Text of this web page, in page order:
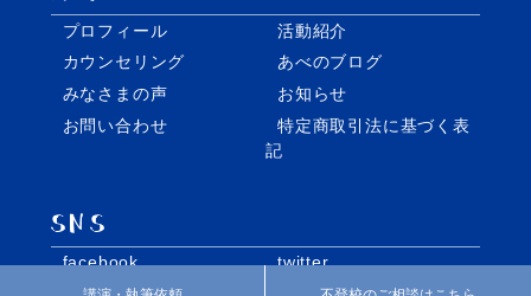
プロフィール
活動紹介
カウンセリング
あべのブログ
みなさまの声
お知らせ
お問い合わせ
特定商取引法に基づく表
記
facebook
twitter